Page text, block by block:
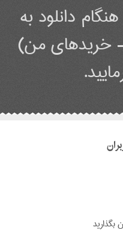
دانلود به
خریدهای من)
بگذارید